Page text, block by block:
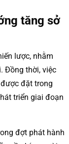
tăng sở
lược, nhằm
Đồng thời, việc
đặt trong
triển giai đoạn
đợt phát hành